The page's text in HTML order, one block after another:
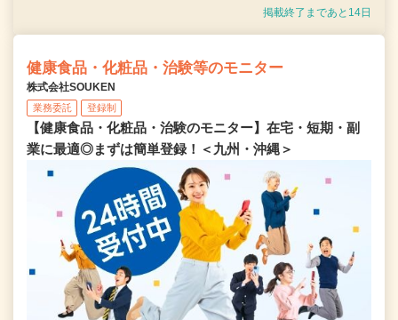
掲載終了まであと14日
健康食品・化粧品・治験等のモニター
株式会社SOUKEN
業務委託 登録制
【健康食品・化粧品・治験のモニター】在宅・短期・副
業に最適◎まずは簡単登録！＜九州・沖縄＞